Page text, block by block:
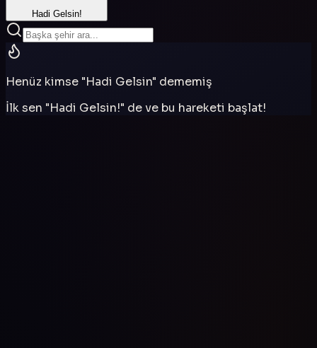
Hadi Gelsin!
Henüz kimse "Hadi Gelsin" dememiş
İlk sen "Hadi Gelsin!" de ve bu hareketi başlat!